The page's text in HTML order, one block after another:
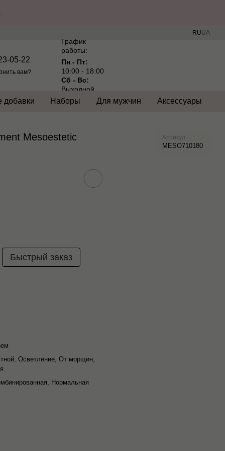
RUUA
05-22
вам?
График
работы:
Пн - Пт:
10:00 - 18:00
Сб - Вс:
Выходной
Наборы Для мужчин Аксессуары
Mesoestetic Артикул
MESO710180
Быстрый заказ
Осветление, От морщин,
Нормальная